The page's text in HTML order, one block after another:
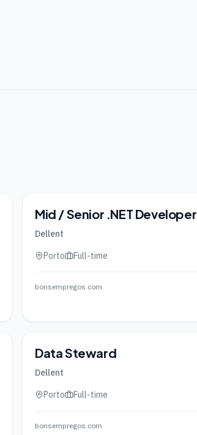
Mid / Senior .NET Developer
Dellent
Porto
Full-time
bonsempregos.com
Data Steward
Dellent
Porto
Full-time
bonsempregos.com